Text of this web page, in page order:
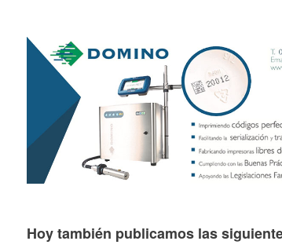
Hoy también publicamos las